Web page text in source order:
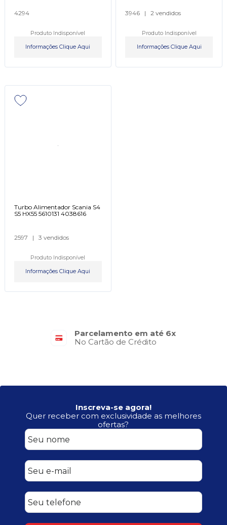
4294
Produto Indisponível
Informações Clique Aqui
3946 | 2 vendidos
Produto Indisponível
Informações Clique Aqui
Turbo Alimentador Scania S4
S5 HX55 5610131 4038616
2597 | 3 vendidos
Produto Indisponível
Informações Clique Aqui
Parcelamento em até 6x
No Cartão de Crédito
Inscreva-se agora!
Quer receber com exclusividade as melhores
ofertas?